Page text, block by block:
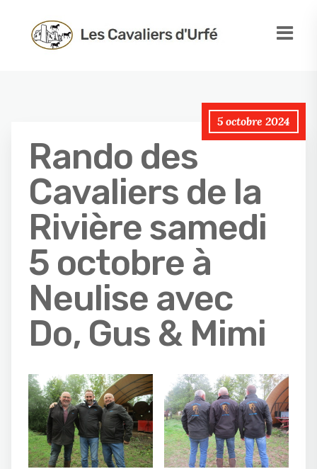
5 octobre 2024
Rando des
Cavaliers de la
Rivière samedi
5 octobre à
Neulise avec
Do, Gus & Mimi